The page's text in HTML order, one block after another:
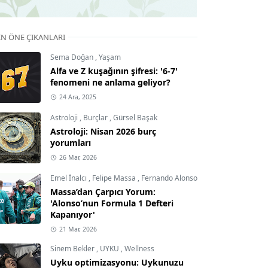
ÖNE ÇIKANLARI
Sema Doğan ,Yaşam
Alfa ve Z kuşağının şifresi: '6-7'
fenomeni ne anlama geliyor?
24 Ara, 2025
Astroloji , Burçlar ,Gürsel Başak
Astroloji: Nisan 2026 burç
yorumları
26 Mar, 2026
Emel İnalcı , Felipe Massa , Fernando Alonso
Massa’dan Çarpıcı Yorum:
'Alonso’nun Formula 1 Defteri
Kapanıyor'
21 Mar, 2026
Sinem Bekler , UYKU ,Wellness
Uyku optimizasyonu: Uykunuzu